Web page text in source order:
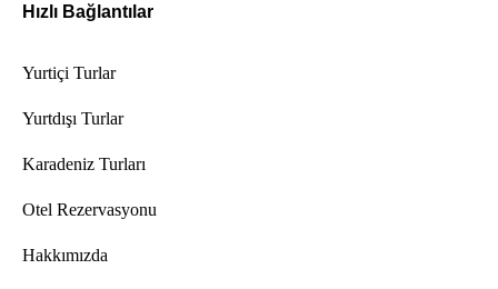
Hızlı Bağlantılar
Yurtiçi Turlar
Yurtdışı Turlar
Karadeniz Turları
Otel Rezervasyonu
Hakkımızda